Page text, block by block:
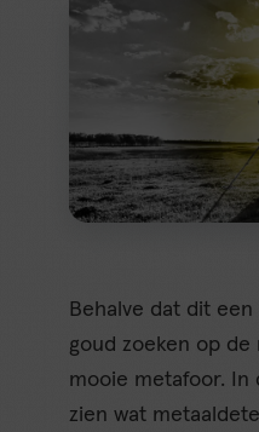
Behalve dat dit
goud zoeken op de
mooie metafoor. In
zien wat